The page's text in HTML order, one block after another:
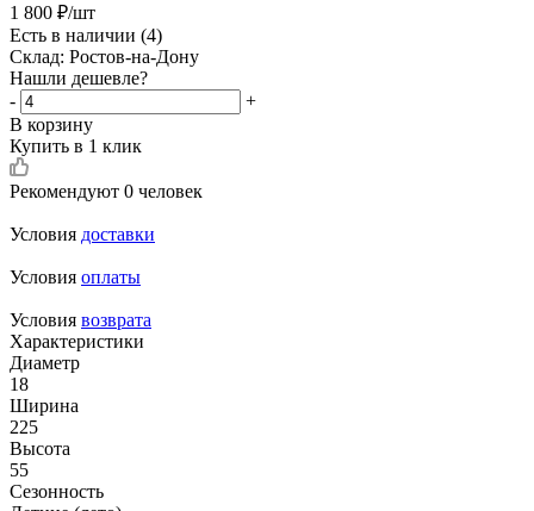
1 800 ₽/шт
Есть в наличии (4)
Склад: Ростов-на-Дону
Нашли дешевле?
-
+
В корзину
Купить в 1 клик
Рекомендуют 0 человек
Условия доставки
Условия оплаты
Условия возврата
Характеристики
Диаметр
18
Ширина
225
Высота
55
Сезонность